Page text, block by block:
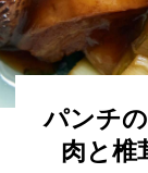
パンチ
肉と椎